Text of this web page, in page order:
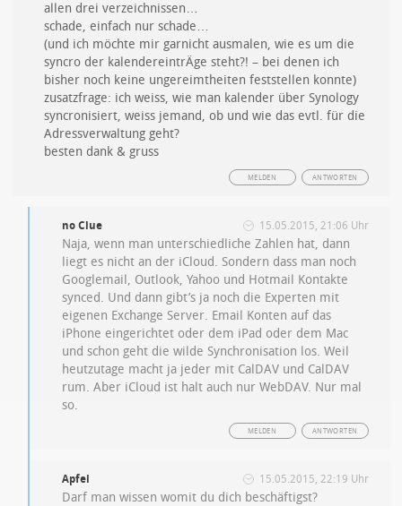
allen drei verzeichnissen…
schade, einfach nur schade…
(und ich möchte mir garnicht ausmalen, wie es um die
syncro der kalendereintrÄge steht?! – bei denen ich
bisher noch keine ungereimtheiten feststellen konnte)
zusatzfrage: ich weiss, wie man kalender über Synology
syncronisiert, weiss jemand, ob und wie das evtl. für die
Adressverwaltung geht?
besten dank & gruss
ANTWORTEN
MELDEN
no Clue 15.05.2015, 21:06 Uhr
Naja, wenn man unterschiedliche Zahlen hat, dann
liegt es nicht an der iCloud. Sondern dass man noch
Googlemail, Outlook, Yahoo und Hotmail Kontakte
synced. Und dann gibt’s ja noch die Experten mit
eigenen Exchange Server. Email Konten auf das
iPhone eingerichtet oder dem iPad oder dem Mac
und schon geht die wilde Synchronisation los. Weil
heutzutage macht ja jeder mit CalDAV und CalDAV
rum. Aber iCloud ist halt auch nur WebDAV. Nur mal
so.
ANTWORTEN
MELDEN
Apfel 15.05.2015, 22:19 Uhr
Darf man wissen womit du dich beschäftigst?